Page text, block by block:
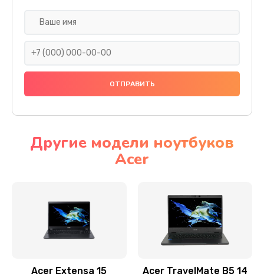
Ремонт подсветки
Настройка BIOS
Замена видеочипа
Заказать
Другие модели ноутбуков
Acer
Acer Extensa 15 Acer TravelMate B5 14